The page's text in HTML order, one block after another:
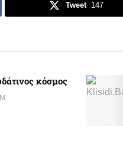
Tweet 147
κόσμος